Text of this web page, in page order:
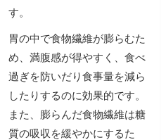
す。
胃の中で食物繊維が膨らむた
め、満腹感が得やすく、食べ
過ぎを防いだり食事量を減ら
したりするのに効果的です。
また、膨らんだ食物繊維は糖
質の吸収を緩やかにするた